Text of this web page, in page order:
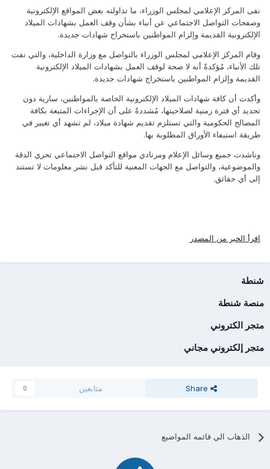
نفى المركز الإعلامي لمجلس الوزراء، ما تداولته بعض المواقع الإلكترونية
وصفحات التواصل الاجتماعي عن أنباء بشأن وقف العمل بشهادات الميلاد
الإلكترونية القديمة وإلزام المواطنين باستخراج شهادات جديدة.
وقام المركز الإعلامي لمجلس الوزراء بالتواصل مع وزارة الداخلية، والتي نفت
تلك الأنباء، مُؤكدةً أنه لا صحة لوقف العمل بشهادات الميلاد الإلكترونية
القديمة وإلزام المواطنين باستخراج شهادات جديدة.
وأكدت أن كافة شهادات الميلاد الإلكترونية الخاصة بالمواطنين، سارية دون
تحديد أي فترة زمنية لصلاحيتها، مُشددةً على أن الإجراءات المتبعة بكافة
المصالح الحكومية والتي تستلزم تقديم شهادة ميلاد، لم تشهد أي تغيير في
طريقة استيفاء الأوراق المطلوبة بها.
وناشدت جميع وسائل الإعلام ومرتادي مواقع التواصل الاجتماعي تحري الدقة
والموضوعية، والتواصل مع الجهات المعنية للتأكد قبل نشر معلومات لا تستند
إلى أي حقائق.
اقرأ الخبر من المصدر
شنطة
منصة شنطة
متجر الكتروني
متجر إلكتروني مجاني
Share متابعين 0
الذهاب الي قائمه المواضيع